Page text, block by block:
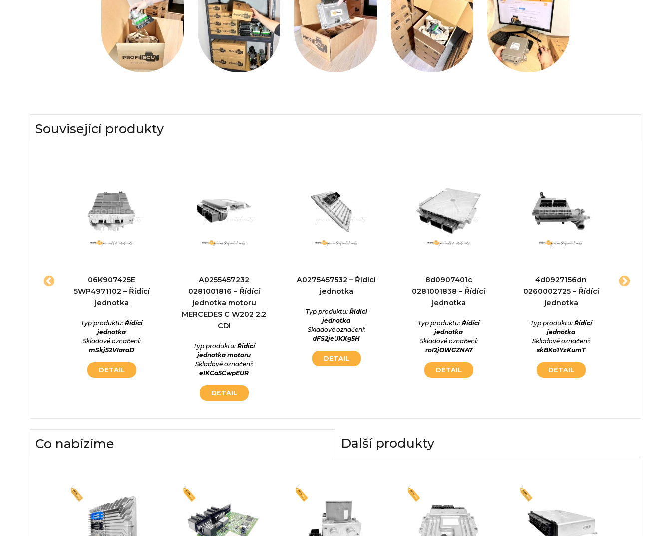
Související produkty
06K907425E
5WP4971102 – Řídící
jednotka
Typ produktu: Řídící
jednotka
Skladové označení:
mSkj52VIaraD
DETAIL
A0255457232
0281001816 – Řídící
jednotka motoru
MERCEDES C W202 2.2
CDI
Typ produktu: Řídící
jednotka motoru
Skladové označení:
eIKCa5CwpEUR
DETAIL
A0275457532 – Řídící
jednotka
Typ produktu: Řídící
jednotka
Skladové označení:
dFS2jeUKXg5H
DETAIL
8d0907401c
0281001838 – Řídící
jednotka
Typ produktu: Řídící
jednotka
Skladové označení:
roI2jOWGZNA7
DETAIL
4d0927156dn
0260002725 – Řídící
jednotka
Typ produktu: Řídící
jednotka
Skladové označení:
skBKo1YzKumT
DETAIL
Co nabízíme Další produkty